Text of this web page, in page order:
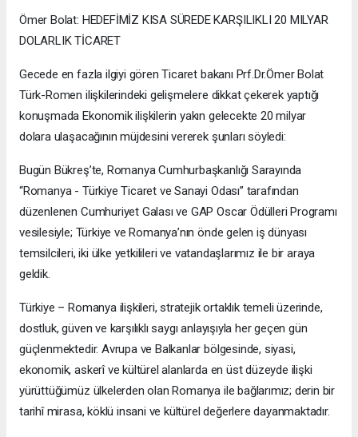
Ömer Bolat: HEDEFİMİZ KISA SÜREDE KARŞILIKLI 20 MILYAR
DOLARLIK TİCARET
Gecede en fazla ilgiyi gören Ticaret bakanı Prf.Dr.Ömer Bolat
Türk-Romen ilişkilerindeki gelişmelere dikkat çekerek yaptığı
konuşmada Ekonomik ilişkilerin yakın gelecekte 20 milyar
dolara ulaşacağının müjdesini vererek şunları söyledi:
Bugün Bükreş’te, Romanya Cumhurbaşkanlığı Sarayında
“Romanya - Türkiye Ticaret ve Sanayi Odası” tarafından
düzenlenen Cumhuriyet Galası ve GAP Oscar Ödülleri Programı
vesilesiyle; Türkiye ve Romanya’nın önde gelen iş dünyası
temsilcileri, iki ülke yetkilileri ve vatandaşlarımız ile bir araya
geldik.
Türkiye – Romanya ilişkileri, stratejik ortaklık temeli üzerinde,
dostluk, güven ve karşılıklı saygı anlayışıyla her geçen gün
güçlenmektedir. Avrupa ve Balkanlar bölgesinde, siyasi,
ekonomik, askerî ve kültürel alanlarda en üst düzeyde ilişki
yürüttüğümüz ülkelerden olan Romanya ile bağlarımız; derin bir
tarihî mirasa, köklü insani ve kültürel değerlere dayanmaktadır.